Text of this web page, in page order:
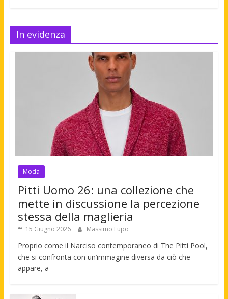
In evidenza
Moda
Pitti Uomo 26: una collezione che
mette in discussione la percezione
stessa della maglieria
15 Giugno 2026 Massimo Lupo
Proprio come il Narciso contemporaneo di The Pitti Pool,
che si confronta con un’immagine diversa da ciò che
appare, a